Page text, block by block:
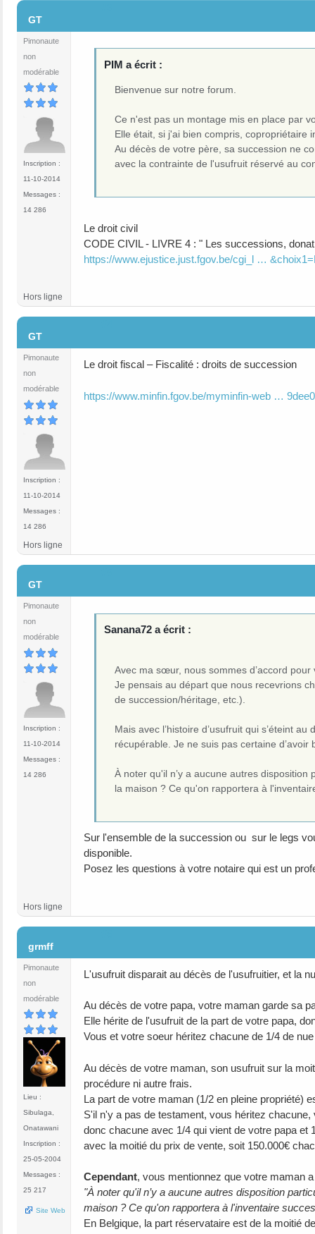
GT
Pimonaute
non
modérable
Inscription :
11-10-2014
Messages :
14 286
PIM a écrit :
Bienvenue sur notre forum.
Ce n'est pas un montage mis en place par
Elle était, si j'ai bien compris, copropriétaire
Au décès de votre père, sa succession ne
avec la contrainte de l'usufruit réservé au
Le droit civil
CODE CIVIL - LIVRE 4 : " Les successions,
https://www.ejustice.just.fgov.be/cgi_l …
Hors ligne
GT
Pimonaute
non
modérable
Inscription :
11-10-2014
Messages :
14 286
Le droit fiscal – Fiscalité : droits de succession
https://www.minfin.fgov.be/myminfin-web …
Hors ligne
GT
Pimonaute
non
modérable
Inscription :
11-10-2014
Messages :
14 286
Sanana72 a écrit :
Avec ma sœur, nous sommes d’accord
Je pensais au départ que nous recevrions
de succession/héritage, etc.).
Mais avec l’histoire d’usufruit qui s’éteint
récupérable. Je ne suis pas certaine
À noter qu'il n’y a aucune autres disposition
la maison ? Ce qu'on rapportera à
Sur l'ensemble de la succession ou sur le legs
disponible.
Posez les questions à votre notaire qui est un
Hors ligne
grmff
Pimonaute
non
modérable
Lieu :
Sibulaga,
Onatawani
Inscription :
25-05-2004
Messages :
25 217
Site Web
L'usufruit disparait au décès de l'usufruitier, et la
Au décès de votre papa, votre maman garde sa
Elle hérite de l'usufruit de la part de votre papa,
Vous et votre soeur héritez chacune de 1/4 de
Au décès de votre maman, son usufruit sur la
procédure ni autre frais.
La part de votre maman (1/2 en pleine propriété)
S'il n'y a pas de testament, vous héritez
donc chacune avec 1/4 qui vient de votre papa
avec la moitié du prix de vente, soit 150.000€
Cependant, vous mentionnez que votre maman
"À noter qu'il n’y a aucune autres disposition
maison ? Ce qu'on rapportera à l'inventaire
En Belgique, la part réservataire est de la moitié